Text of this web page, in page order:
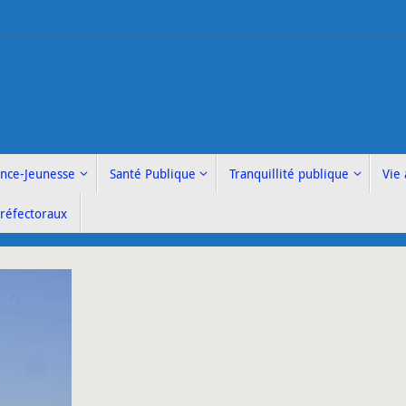
Jeunesse Santé Publique Tranquillité publique Vie